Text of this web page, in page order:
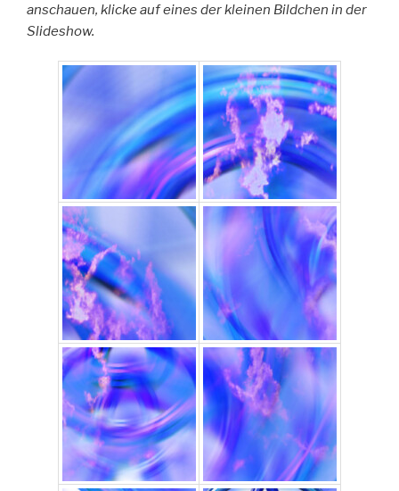
anschauen, klicke auf eines der kleinen Bildchen in der
Slideshow.